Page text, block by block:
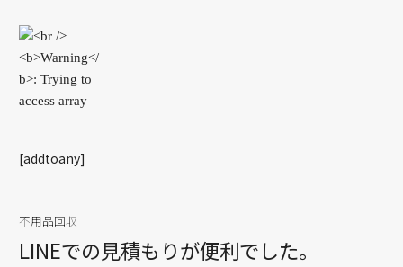
[addtoany]
不用品回収
LINEでの見積もりが便利でした。